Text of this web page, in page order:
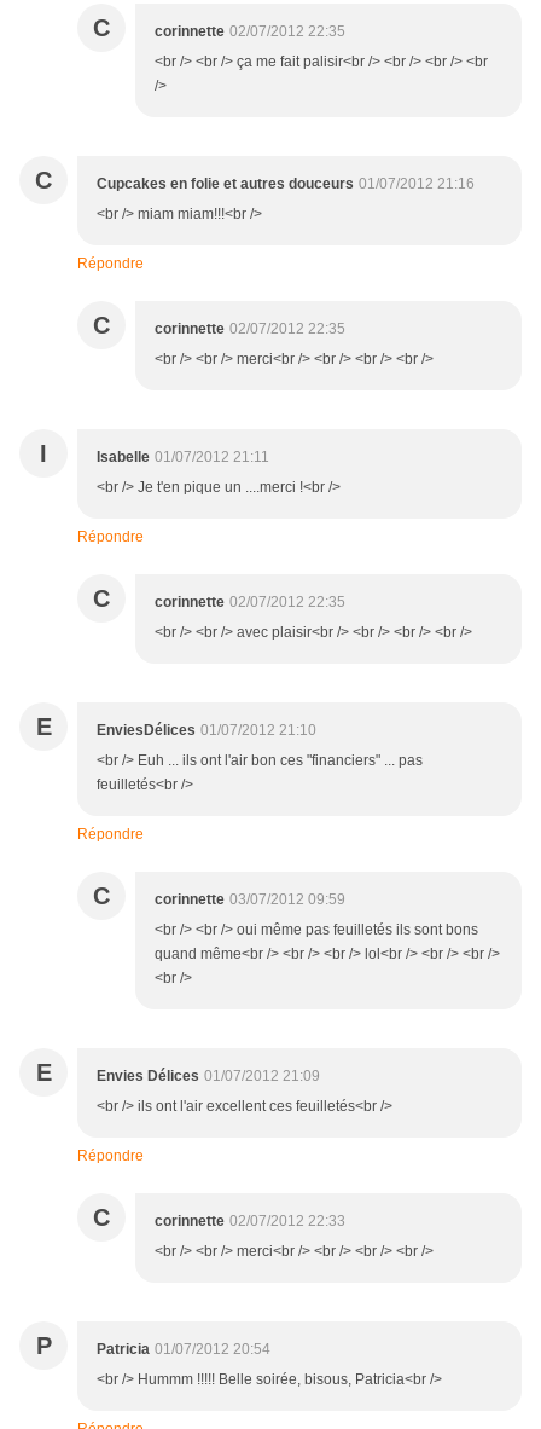
C corinnette 02/07/2012 22:35
<br /> <br /> ça me fait palisir<br /> <br /> <br /> <br
/>
C Cupcakes en folie et autres douceurs 01/07/2012 21:16
<br /> miam miam!!!<br />
Répondre
C corinnette 02/07/2012 22:35
<br /> <br /> merci<br /> <br /> <br /> <br />
I Isabelle 01/07/2012 21:11
<br /> Je t'en pique un ....merci !<br />
Répondre
C corinnette 02/07/2012 22:35
<br /> <br /> avec plaisir<br /> <br /> <br /> <br />
E EnviesDélices 01/07/2012 21:10
<br /> Euh ... ils ont l'air bon ces "financiers" ... pas
feuilletés<br />
Répondre
C corinnette 03/07/2012 09:59
<br /> <br /> oui même pas feuilletés ils sont bons
quand même<br /> <br /> <br /> lol<br /> <br /> <br />
<br />
E Envies Délices 01/07/2012 21:09
<br /> ils ont l'air excellent ces feuilletés<br />
Répondre
C corinnette 02/07/2012 22:33
<br /> <br /> merci<br /> <br /> <br /> <br />
P Patricia 01/07/2012 20:54
<br /> Hummm !!!!! Belle soirée, bisous, Patricia<br />